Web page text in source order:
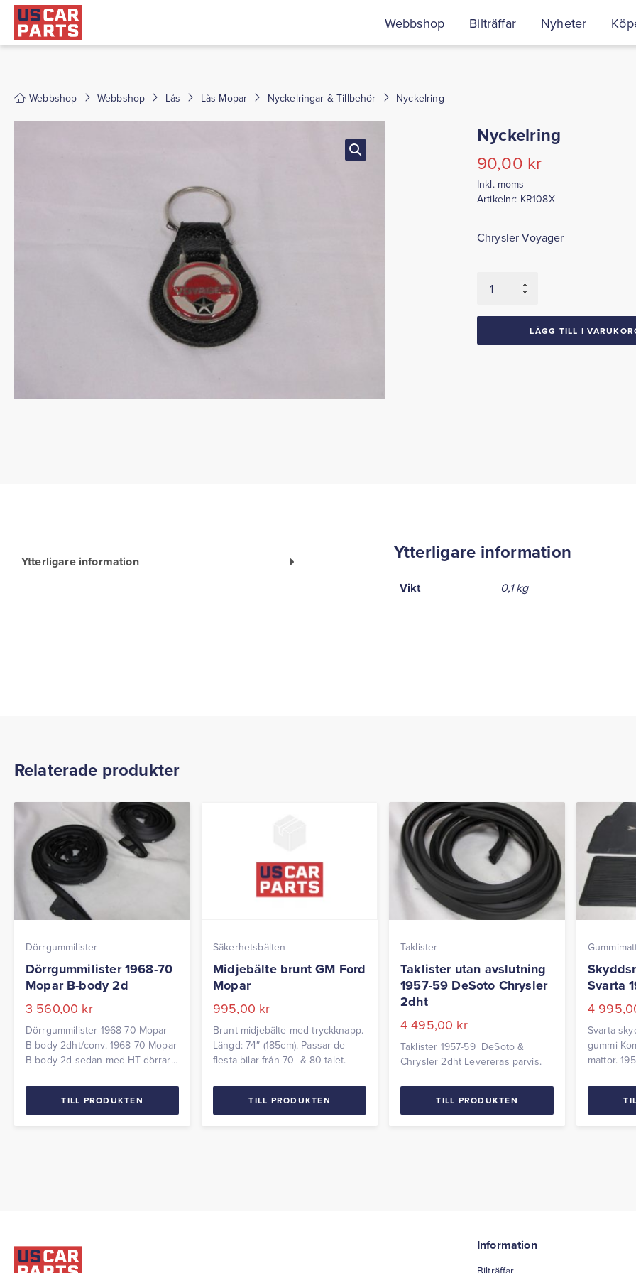
Webbshop Bilträffar Nyheter
Webbshop Webbshop Lås Lås Mopar Nyckelringar & Tillbehör Nyckelring
Nyckelring
90,00 kr
Inkl. moms
Artikelnr: KR108X
Chrysler Voyager
mängd
LÄGG TILL I
Ytterligare information Ytterligare information
Vikt 0,1 kg
Relaterade produkter
Dörrgummilister
Dörrgummilister 1968-70
Mopar B-body 2d
3 560,00 kr
Dörrgummilister 1968-70 Mopar
B-body 2dht/conv. 1968-70 Mopar
B-body 2d sedan med HT-dörrar
Coronet, GTX, Roadrunner,
Satellite etc. Levereras parvis
TILL PRODUKTEN
Säkerhetsbälten
Midjebälte brunt GM Ford
Mopar
995,00 kr
Brunt midjebälte med tryckknapp.
Längd: 74″ (185cm). Passar de
flesta bilar från 70- & 80-talet.
TILL PRODUKTEN
Taklister
Taklister utan avslutning
1957-59 DeSoto Chrysler
2dht
4 495,00 kr
Taklister 1957-59 DeSoto &
Chrysler 2dht Levereras parvis.
TILL PRODUKTEN
Svarta
4
Svarta
gummi
mattor.
Imperial &
Information